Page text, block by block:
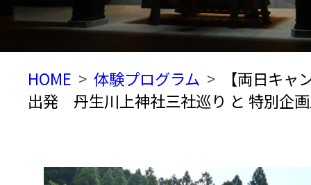
HOME 体験プログラム
【両日キ
出発 丹生川上神社三社巡り と 特別企